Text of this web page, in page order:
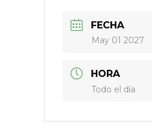
FECHA
May 01 2027
HORA
Todo el día